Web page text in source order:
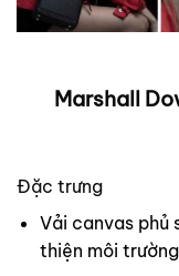
Marshall
Đặc trưng
Vải canvas phủ
thiện môi trường